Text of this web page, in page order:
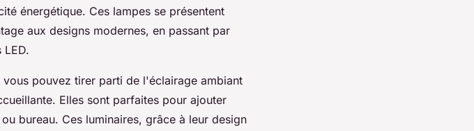
énergétique. Ces lampes se présentent
aux designs modernes, en passant par
pouvez tirer parti de l'éclairage ambiant
Elles sont parfaites pour ajouter
bureau. Ces luminaires, grâce à leur design